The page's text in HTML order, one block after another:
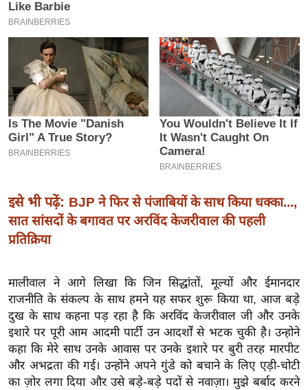
6
ई
-
पे
प
र
सा
ल
सा
ल
श
ख्सि
य
त
इसे भी पढ़ें: BJP ने फिर से पंजाबियों के साथ किया धक्का...,
सात सांसदों के बगावत पर अरविंद केजरीवाल की पहली
प्रतिक्रिया
मालीवाल ने आगे लिखा कि जिन सिद्धांतों, मूल्यों और ईमानदार
राजनीति के संकल्प के साथ हमने यह सफर शुरू किया था, आज बड़े
दुख के साथ कहना पड़ रहा है कि अरविंद केजरीवाल जी और उनके
इशारे पर पूरी आम आदमी पार्टी उन आदर्शों से भटक चुकी है। उन्होने
कहा कि मेरे साथ उनके आवास पर उनके इशारे पर बुरी तरह मारपीट
और अभद्रता की गई। उन्होंने अपने गुंडे को बचाने के लिए एड़ी-चोटी
का ज़ोर लगा दिया और उसे बड़े-बड़े पदों से नवाज़ा। मुझे बर्बाद करने